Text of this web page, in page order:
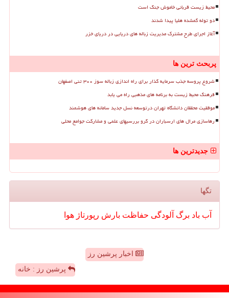
محیط زیست قربانی خاموش جنگ است
دو توله گمشده هلیا پیدا شدند
آغاز اجرای طرح مشترک مدیریت زباله های دریایی در دریای خزر
پربحث ترین ها
شروع پروسه جذب سرمایه گذار برای راه اندازی زباله سوز ۳۰۰ تنی اصفهان
فرهنگ محیط زیست به برنامه های مذهبی راه می یابد
موفقیت محققان دانشگاه تهران درتوسعه نسل جدید سامانه های هوشمند
رهاسازی مرال های ارسباران در گرو بررسیهای علمی و مشارکت جوامع محلی
جدیدترین ها
تگها
آب باد برگ آلودگی حفاظت بارش رپورتاژ هوا
اخبار پرشین رز
پرشین رز : خانه